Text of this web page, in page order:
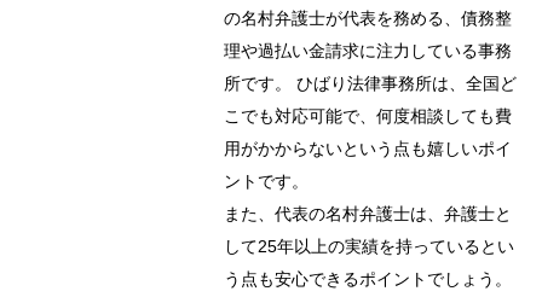
の名村弁護士が代表を務める、債務整
理や過払い金請求に注力している事務
所です。 ひばり法律事務所は、全国ど
こでも対応可能で、何度相談しても費
用がかからないという点も嬉しいポイ
ントです。
また、代表の名村弁護士は、弁護士と
して25年以上の実績を持っているとい
う点も安心できるポイントでしょう。